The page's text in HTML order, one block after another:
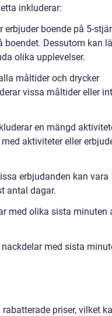
inkluderar:
boende på 5-
boendet. Dessutom kan
olika upplevelser.
måltider och drycker
vissa måltider eller
en mängd
aktiviteter eller
erbjudanden kan vara
antal dagar.
med olika sista minuten
med sista
priser, vilket